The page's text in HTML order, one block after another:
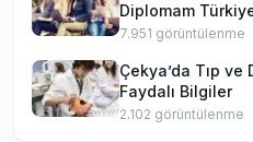
Diplomam
7.951 görüntülenme
Çekya’da Tıp ve
Faydalı Bilgiler
2.102 görüntülenme